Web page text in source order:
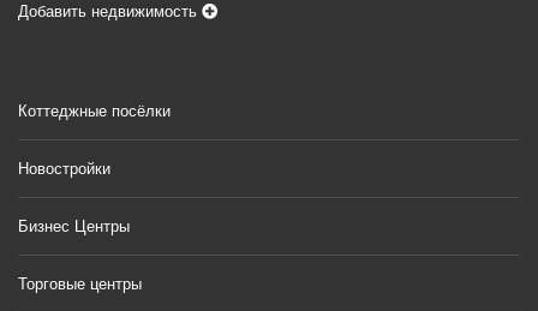
Добавить недвижимость
Коттеджные посёлки
Новостройки
Бизнес Центры
Торговые центры